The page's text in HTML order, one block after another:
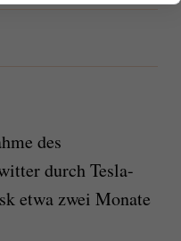
des
durch Tesla-
etwa zwei Monate